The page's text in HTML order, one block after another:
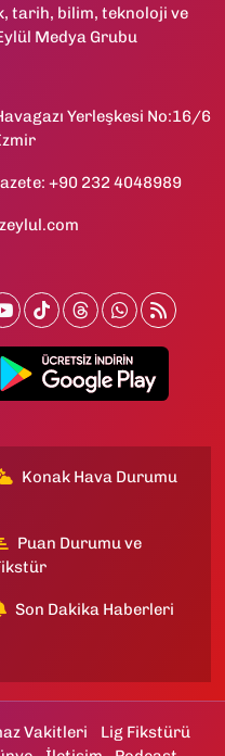
tarih, bilim, teknoloji ve
Medya Grubu
Yerleşkesi No:16/6
+90 232 4048989
Konak Hava Durumu
Puan Durumu ve
Son Dakika Haberleri
Vakitleri
Lig Fikstürü